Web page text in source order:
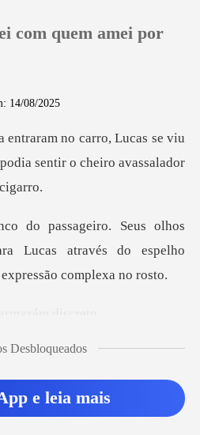
com quem amei por
14/08/2025
se viu
sentir o c
Lucas através do espelho
Desbloqueados
e leia mais